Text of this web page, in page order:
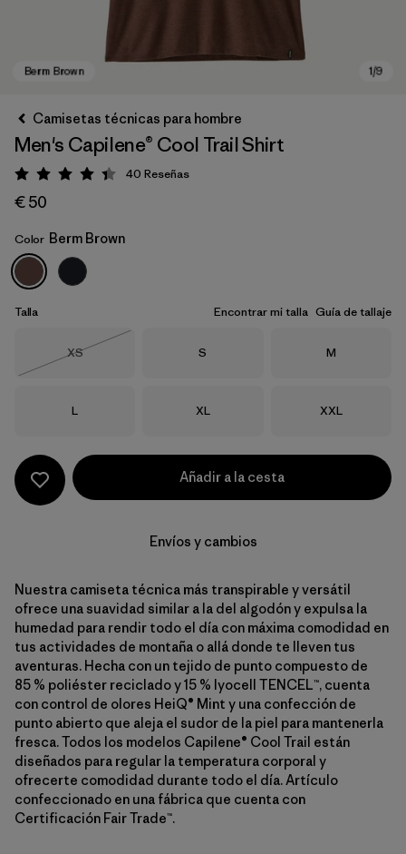
Berm Brown
Camisetas técnicas para hombre
Men's Capilene® Cool Trail Shirt
Puntuación: 4.4 / 5
40 Reseñas
€ 50
Color Berm Brown
Talla Encontrar mi talla Guía de tallaje
Talla
XS
Talla
S Talla
M
Talla
L Talla
XL Talla
XXL
Añadir a la cesta
Envíos y cambios
Nuestra camiseta técnica más transpirable y versátil
ofrece una suavidad similar a la del algodón y expulsa la
humedad para rendir todo el día con máxima comodidad en
tus actividades de montaña o allá donde te lleven tus
aventuras. Hecha con un tejido de punto compuesto de
85 % poliéster reciclado y 15 % lyocell TENCEL™, cuenta
con control de olores HeiQ® Mint y una confección de
punto abierto que aleja el sudor de la piel para mantenerla
fresca. Todos los modelos Capilene® Cool Trail están
diseñados para regular la temperatura corporal y
ofrecerte comodidad durante todo el día. Artículo
confeccionado en una fábrica que cuenta con
Certificación Fair Trade™.